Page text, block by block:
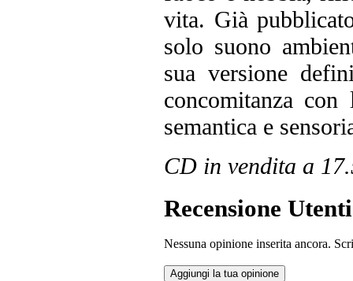
vita. Già
solo suono
sua versione
concomitanza
semantica e
CD in vendita a
Recensione Utenti
Nessuna opinione inserita ancora.
Aggiungi la tua opinione